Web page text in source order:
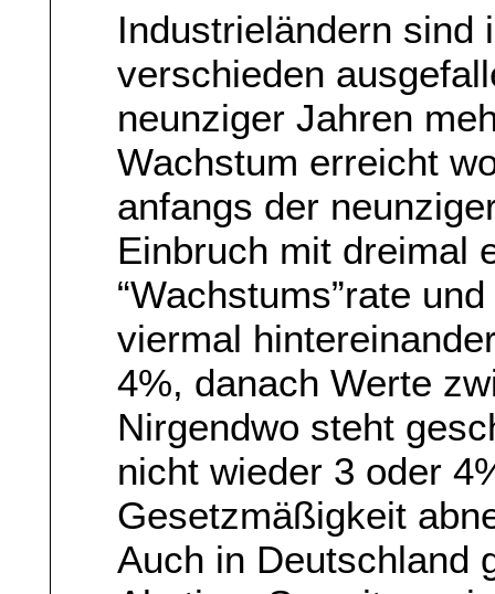
Industrieländern sind
verschieden
neunziger Jahren
Wachstum erreicht
anfangs der
Einbruch mit dreimal
“Wachstums”rate
viermal
4%, danach Werte
Nirgendwo steht
nicht wieder 3 oder
Gesetzmäßigkeit
Auch in Deutschland